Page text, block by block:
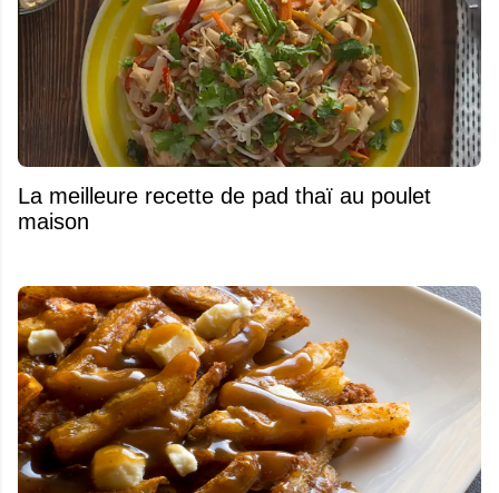
La meilleure recette de pad thaï au poulet
maison